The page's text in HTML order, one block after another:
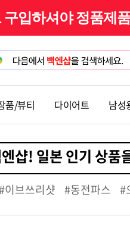
입하셔야 정품제
품/뷰티 다이어트 남성
이브쓰리샷 #동전파스 #